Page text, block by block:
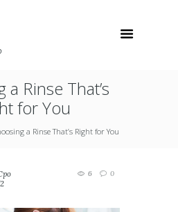
a Rinse That’s
for You
a Rinse That’s Right for You
6 0